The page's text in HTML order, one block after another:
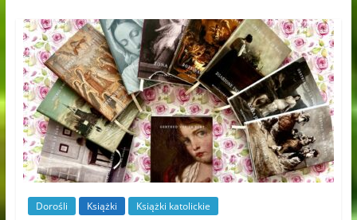
Dorośli Książki Książki katolickie